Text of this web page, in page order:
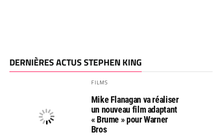
DERNIÈRES ACTUS STEPHEN KING
FILMS
Mike Flanagan va réaliser
un nouveau film adaptant
« Brume » pour Warner
Bros